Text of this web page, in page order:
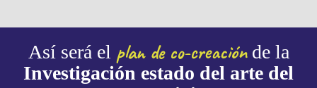
Así será el plan de co-creaciónde la
Investigación estado del arte del